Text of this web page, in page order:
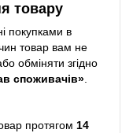
товару
покупками в
товар вам не
обміняти згідно
споживачів»
протягом 14